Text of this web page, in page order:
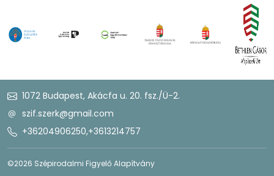
1072 Budapest, Akácfa u. 20. fsz./Ü-2.
szif.szerk@gmail.com
+36204906250,+3613214757
©2026 Szépirodalmi Figyelő Alapítvány